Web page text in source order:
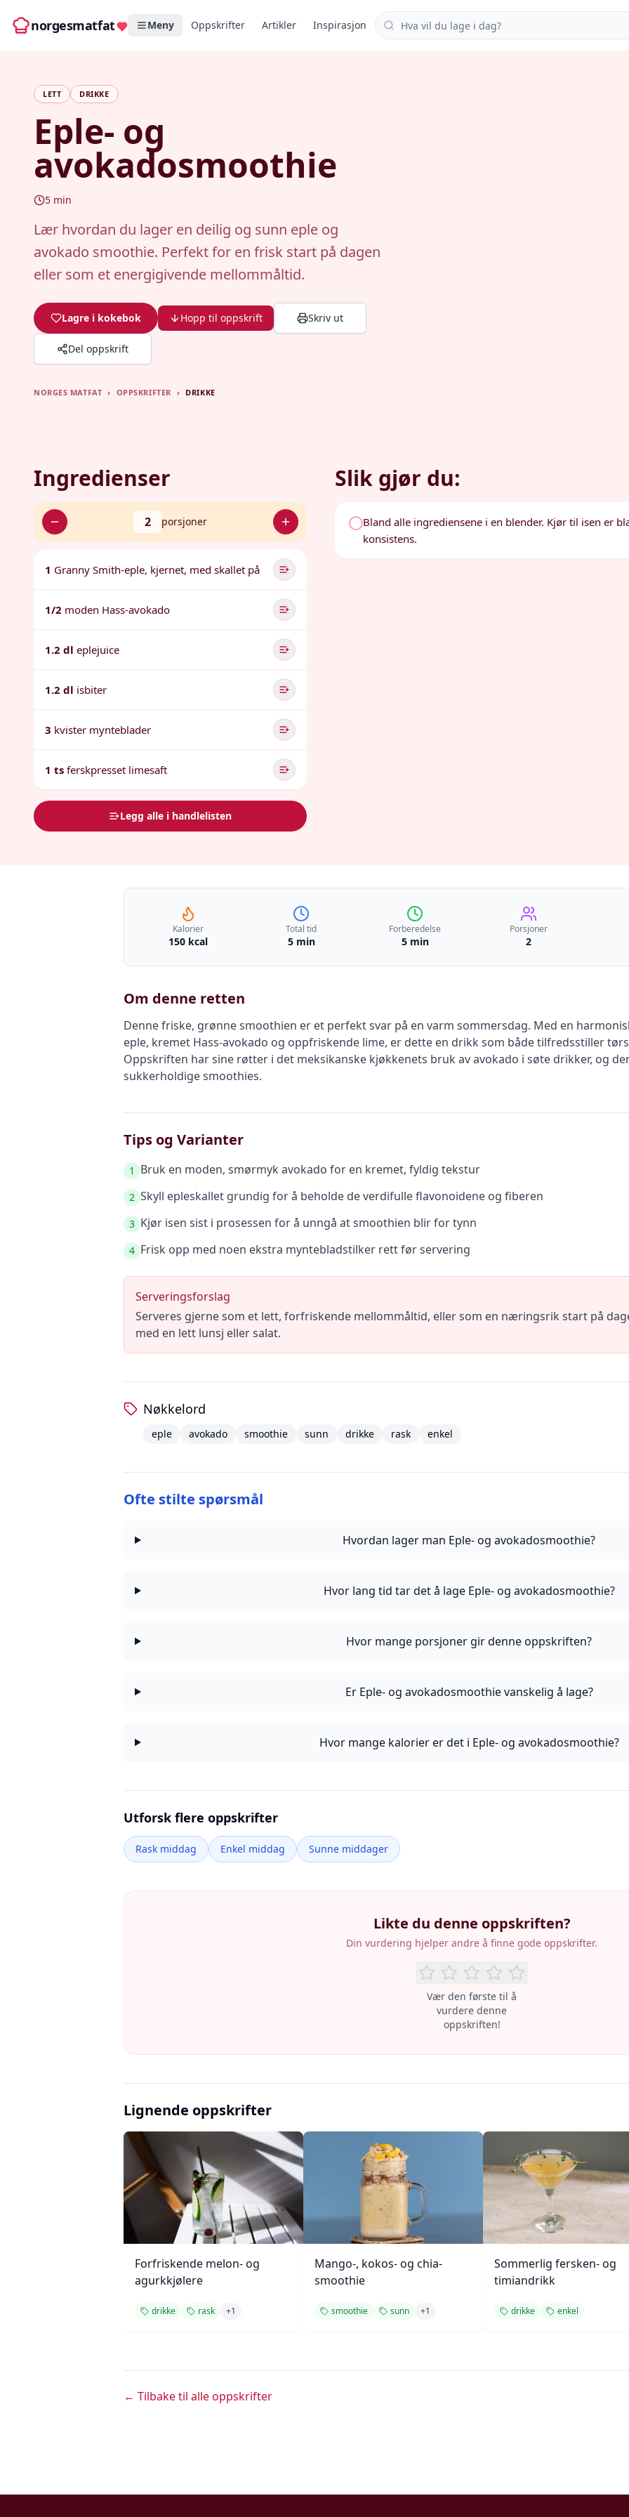
norgesmatfat Meny Oppskrifter Artikler Inspirasjon Søk i oppskrifter
LETT DRIKKE
Eple- og
avokadosmoothie
5 min
Lær hvordan du lager en deilig og sunn eple og
avokado smoothie. Perfekt for en frisk start på dagen
eller som et energigivende mellommåltid.
Lagre i kokebok Hopp til oppskrift Skriv ut
Del oppskrift
NORGES MATFAT › OPPSKRIFTER › DRIKKE
Ingredienser
2 porsjoner
1 Granny Smith-eple, kjernet, med skallet på
1/2 moden Hass-avokado
1.2 dl eplejuice
1.2 dl isbiter
3 kvister mynteblader
1 ts ferskpresset limesaft
Legg alle i handlelisten
Slik gjør du:
Bland alle ingrediensene i en blender. Kjør til isen er
konsistens.
Kalorier
150 kcal
Total tid
5 min
Forberedelse
5 min
Porsjoner
2
Om denne retten
Denne friske, grønne smoothien er et perfekt svar på en varm sommersdag. Med en
eple, kremet Hass-avokado og oppfriskende lime, er dette en drikk som både tilfredsstiller
Oppskriften har sine røtter i det meksikanske kjøkkenets bruk av avokado i søte drikker, og
sukkerholdige smoothies.
Tips og Varianter
1 Bruk en moden, smørmyk avokado for en kremet, fyldig tekstur
2 Skyll epleskallet grundig for å beholde de verdifulle flavonoidene og fiberen
3 Kjør isen sist i prosessen for å unngå at smoothien blir for tynn
4 Frisk opp med noen ekstra myntebladstilker rett før servering
Serveringsforslag
Serveres gjerne som et lett, forfriskende mellommåltid, eller som en næringsrik start på
med en lett lunsj eller salat.
Nøkkelord
eple avokado smoothie sunn drikke rask enkel
Ofte stilte spørsmål
Hvordan lager man Eple- og avokadosmoothie?
Hvor lang tid tar det å lage Eple- og avokadosmoothie?
Hvor mange porsjoner gir denne oppskriften?
Er Eple- og avokadosmoothie vanskelig å lage?
Hvor mange kalorier er det i Eple- og avokadosmoothie?
Utforsk flere oppskrifter
Rask middag Enkel middag Sunne middager
Likte du denne oppskriften?
Din vurdering hjelper andre å finne gode oppskrifter.
Vær den første til å
vurdere denne
oppskriften!
Lignende oppskrifter
Forfriskende melon- og
agurkkjølere
drikke rask +1
Mango-, kokos- og chia-
smoothie
smoothie sunn +1
Sommerlig fersken- og
timiandrikk
drikke enkel
← Tilbake til alle oppskrifter